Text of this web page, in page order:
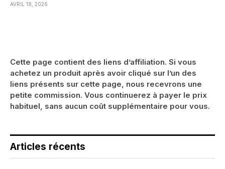
AVRIL 18, 2026
Cette page contient des liens d’affiliation. Si vous
achetez un produit après avoir cliqué sur l’un des
liens présents sur cette page, nous recevrons une
petite commission. Vous continuerez à payer le prix
habituel, sans aucun coût supplémentaire pour vous.
Articles récents